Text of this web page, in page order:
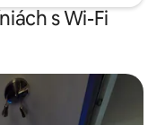
s Wi-Fi